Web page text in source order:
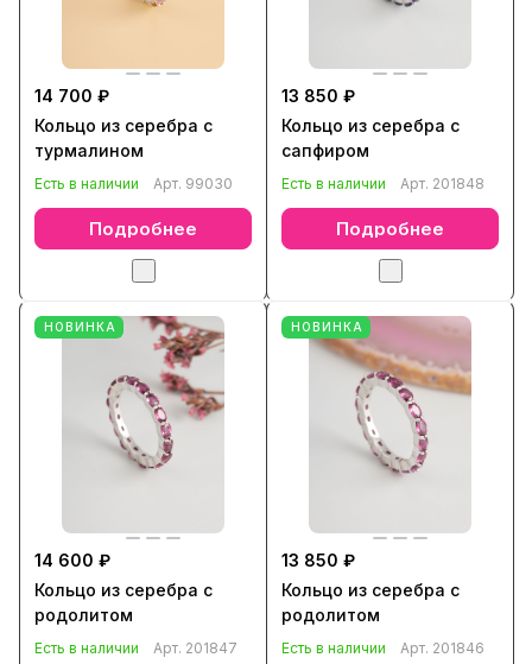
14 700 ₽
Кольцо из серебра с
турмалином
Есть в наличии Арт. 99030
Подробнее
13 850 ₽
Кольцо из серебра с
сапфиром
Есть в наличии Арт. 201848
Подробнее
НОВИНКА
14 600 ₽
Кольцо из серебра с
родолитом
Есть в наличии Арт. 201847
НОВИНКА
13 850 ₽
Кольцо из серебра с
родолитом
Есть в наличии Арт. 201846